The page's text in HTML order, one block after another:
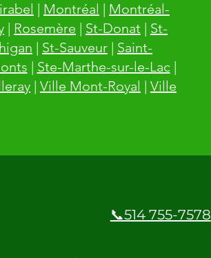
| Montréal | Montréal-
| Rosemère | St-Donat | St-
| St-Sauveur | Saint-
| Ste-Marthe-sur-le-Lac|
| Ville Mont-Royal | Ville
📞514 755-7578